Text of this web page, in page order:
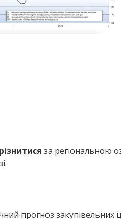
за регіональною
прогноз